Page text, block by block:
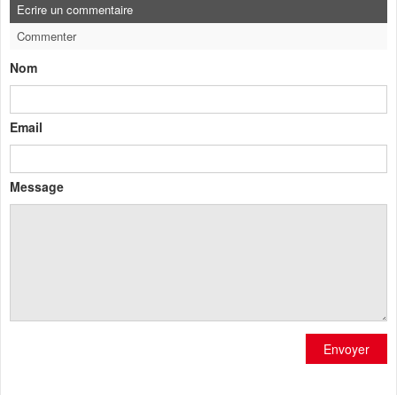
Ecrire un commentaire
Commenter
Nom
Email
Message
Envoyer